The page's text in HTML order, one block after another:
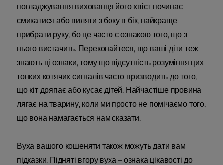
погладжування вихованця його хвіст починає
смикатися або виляти з боку в бік, найкраще
прибрати руку, бо це часто є ознакою того, що з
нього вистачить. Переконайтеся, що ваші діти теж
знають ці ознаки, тому що відсутність розуміння цих
тонких котячих сигналів часто призводить до того,
що кіт дряпає або кусає дітей. Найчастіше провина
лягає на тварину, коли ми просто не помічаємо того,
що вона намагається нам сказати.
Вуха вашого кошеняти також можуть дати вам
підказки. Підняті вгору вуха – ознака цікавості до